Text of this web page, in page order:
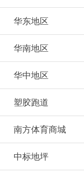
华东地区
华南地区
华中地区
塑胶跑道
南方体育商城
中标地坪